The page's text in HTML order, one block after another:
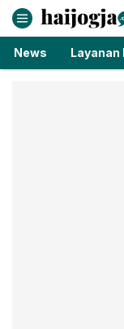
haijogja.com
Berita Jogja
News Layanan